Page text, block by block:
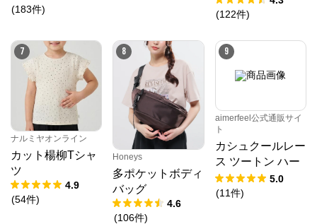
(183件)
ズペインターパン
(122件)
7
ナルミヤオンライン
カット楊柳Tシャ
ツ
4.9
(54件)
8
Honeys
多ポケットボディ
バッグ
4.6
(106件)
9
aimerfeel公式通販サイ
ト
カシュクールレー
ス ツートン ハー
フバックショーツ
5.0
(11件)
レディースファッションを中心に、ライフスタイルを
豊かにするオリジナルアイテムをご提案します。